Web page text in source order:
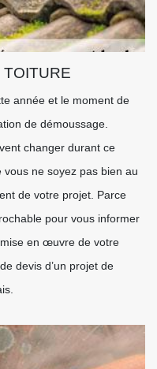
année et le moment de
de démoussage.
changer durant ce
vous ne soyez pas bien au
de votre projet. Parce
pour vous informer
en œuvre de votre
devis d’un projet de